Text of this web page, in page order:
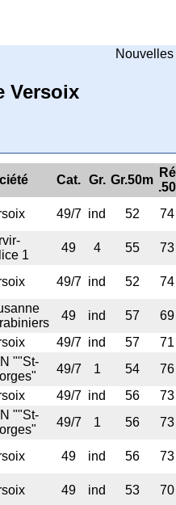
Nouvelles
Versoix
Cat. Gr. Gr.50m
Ré
.50
49/7 ind 52 74
1
49 4 55 73
49/7 ind 52 74
49 ind 57
69
49/7 ind 57
71
""St-
49/7 1 54
76
49/7 ind 56
73
""St-
49/7 1 56 73
49 ind 56 73
49 ind 53 70